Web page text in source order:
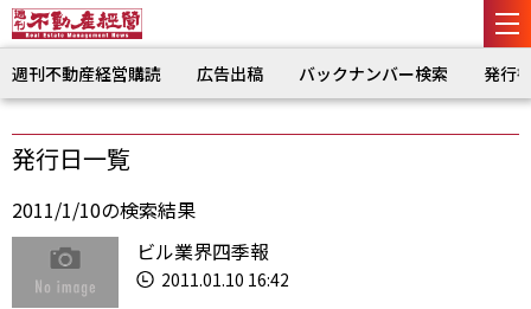
週刊不動産経営購読 広告出稿 バックナンバー検索 発行
発行日一覧
2011/1/10の検索結果
ビル業界四季報
2011.01.10 16:42